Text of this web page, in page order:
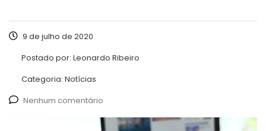
9 de julho de 2020
Postado por: Leonardo Ribeiro
Categoria: Notícias
Nenhum comentário